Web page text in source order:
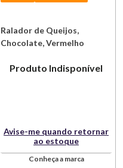
Ralador de Queijos,
Chocolate, Vermelho
Produto Indisponível
Avise-me quando retornar
ao estoque
Conheça a marca